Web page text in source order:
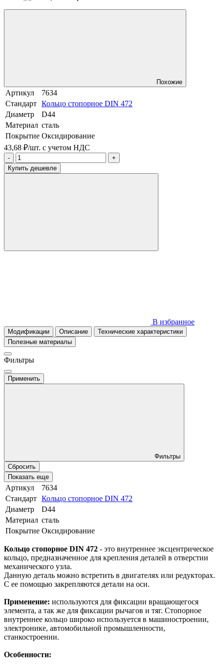
Похожие
Артикул
7634
Стандарт Кольцо стопорное DIN 472
Диаметр
D44
Материал сталь
Покрытие Оксидирование
43,68 ₽/шт. с учетом НДС
-
+
Купить дешевле
В избранное
Модификации Описание
Технические характеристики
Полезные материалы
Фильтры
Применить
Фильтры
Сбросить
Показать еще
Артикул
7634
Стандарт Кольцо стопорное DIN 472
Диаметр
D44
Материал сталь
Покрытие Оксидирование
Кольцо стопорное DIN 472 - это внутреннее эксцентрическое
кольцо, предназначенное для крепления деталей в отверстии
механического узла.
Данную деталь можно встретить в двигателях или редукторах.
С ее помощью закрепляются детали на оси.
Применение: используются для фиксации вращающегося
элемента, а так же для фиксации рычагов и тяг. Стопорное
внутреннее кольцо широко используется в машиностроении,
электронике, автомобильной промышленности,
станкостроении.
Особенности: